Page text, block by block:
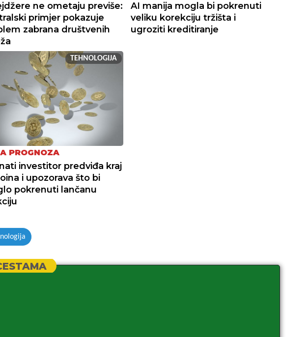
ne ometaju previše:
primjer pokazuje
zabrana društvenih
AI manija mogla bi pokrenuti
veliku korekciju tržišta i
ugroziti kreditiranje
TEHNOLOGIJA
PROGNOZA
investitor predviđa kraj
i upozorava što bi
pokrenuti lančanu